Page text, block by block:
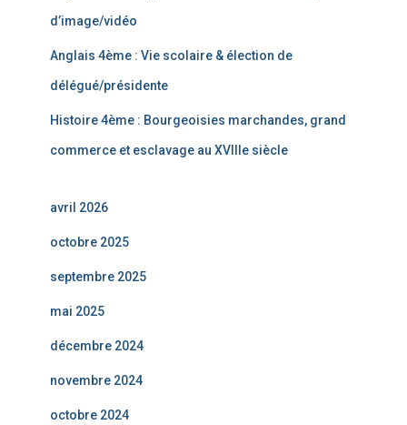
d’image/vidéo
Anglais 4ème : Vie scolaire & élection de
délégué/présidente
Histoire 4ème : Bourgeoisies marchandes, grand
commerce et esclavage au XVIIIe siècle
avril 2026
octobre 2025
septembre 2025
mai 2025
décembre 2024
novembre 2024
octobre 2024